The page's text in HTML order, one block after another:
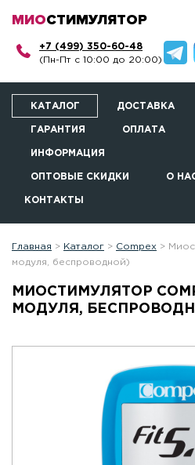
МИОСТИМУЛЯТОР
+7 (499) 350-60-48
(Пн-Пт с 10:00 до 20:00)
КАТАЛОГ ДОСТАВКА
ГАРАНТИЯ ОПЛАТА
ИНФОРМАЦИЯ
ОПТОВЫЕ СКИДКИ О
КОНТАКТЫ
Главная > Каталог > Compex >
модуля, беспроводной)
МИОСТИМУЛЯТОР
МОДУЛЯ,